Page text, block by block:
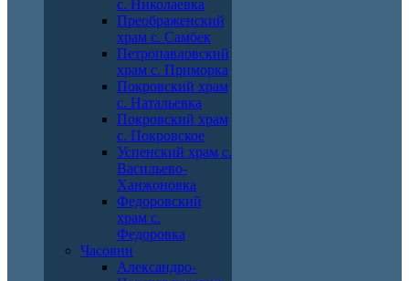
с. Николаевка
Преображенский
храм с. Самбек
Петропавловский
храм с. Приморка
Покровский храм
с. Натальевка
Покровский храм
с. Покровское
Успенский храм с.
Васильево-
Ханжоновка
Федоровский
храм с.
Федоровка
Часовни
Александро-